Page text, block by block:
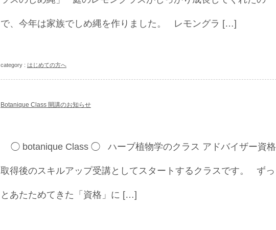
で、今年は家族でしめ縄を作りました。 レモングラ […]
category : はじめての方へ
Botanique Class 開講のお知らせ
◯ botanique Class ◯ ハーブ植物学のクラス アドバイザー資格
取得後のスキルアップ受講としてスタートするクラスです。 ずっ
とあたためてきた「資格」に […]